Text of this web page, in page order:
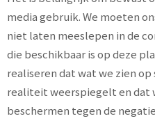
media gebruik. We moeten
niet laten meeslepen in de
die beschikbaar is op deze
realiseren dat wat we zien
realiteit weerspiegelt en dat
beschermen tegen de